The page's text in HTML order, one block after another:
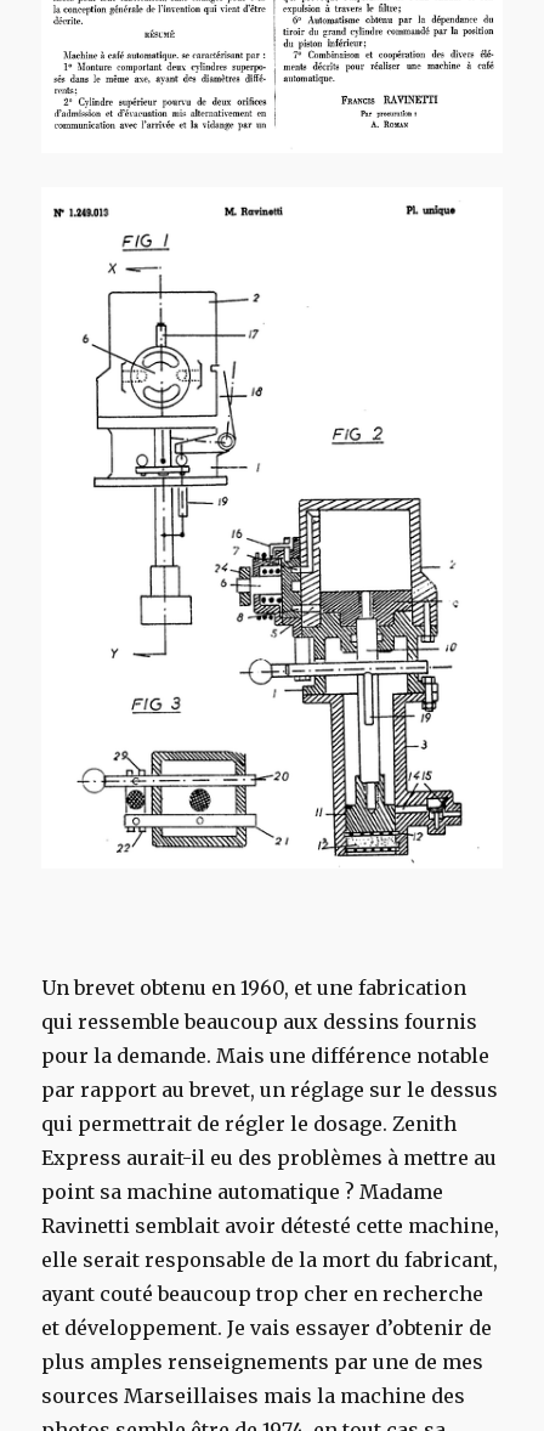
Un brevet obtenu en 1960, et une fabrication
qui ressemble beaucoup aux dessins fournis
pour la demande. Mais une différence notable
par rapport au brevet, un réglage sur le dessus
qui permettrait de régler le dosage. Zenith
Express aurait-il eu des problèmes à mettre au
point sa machine automatique ? Madame
Ravinetti semblait avoir détesté cette machine,
elle serait responsable de la mort du fabricant,
ayant couté beaucoup trop cher en recherche
et développement. Je vais essayer d’obtenir de
plus amples renseignements par une de mes
sources Marseillaises mais la machine des